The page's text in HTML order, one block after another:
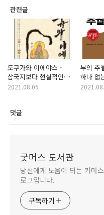
관련글
도쿠가와 이에야스 -
삼국지보다 현실적인
역사소설
2021.08.05
부의 추
하나 없
댓글
굿머스 도서관
당신에게 도움이 되는 커머
로그입니다.
구독하기